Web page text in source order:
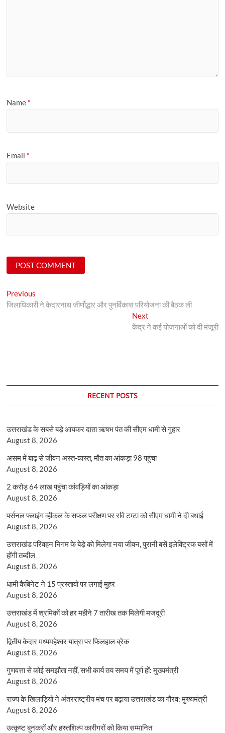
Name *
Email *
Website
Post
navigation
Previous
post:
जिलाधिकारी ने केदारनाथ जीर्णोद्धार और पुनर्विकास परियोजना की बैठक ली
NextNext
post:
केंद्र ने कई योजनाओं को दी मंजूरी
RECENT POSTS
उत्तराखंड के सबसे बड़े आयकर दाता ऋषभ पंत की सीएम धामी से गुहार
August 8, 2026
असम में बाढ़ से जीवन अस्त-व्यस्त, मौत का आंकड़ा 98 पहुंचा
August 8, 2026
2 करोड़ 64 लाख पहुंचा कांवड़ियों का आंकड़ा
August 8, 2026
पर्सनल फ्लाइंग व्हीकल के सफल परीक्षण पर रवि टम्टा को सीएम धामी ने दी बधाई
August 8, 2026
उत्तराखंड परिवहन निगम के बेड़े को मिलेगा नया जीवन, पुरानी बसें इलेक्ट्रिक बसों में
होंगी तब्दील
August 8, 2026
धामी कैबिनेट ने 15 प्रस्तावों पर लगाई मुहर
August 8, 2026
उत्तराखंड में श्रमिकों को हर महीने 7 तारीख तक मिलेगी मजदूरी
August 8, 2026
द्वितीय केदार मध्यमहेश्वर यात्रा पर फिलहाल ब्रेक
August 8, 2026
गुणवत्ता से कोई समझौता नहीं, सभी कार्य तय समय में पूर्ण हों: मुख्यमंत्री
August 8, 2026
राज्य के खिलाड़ियों ने अंतरराष्ट्रीय मंच पर बढ़ाया उत्तराखंड का गौरव: मुख्यमंत्री
August 8, 2026
उत्कृष्ट बुनकरों और हस्तशिल्प कारीगरों को किया सम्मानित